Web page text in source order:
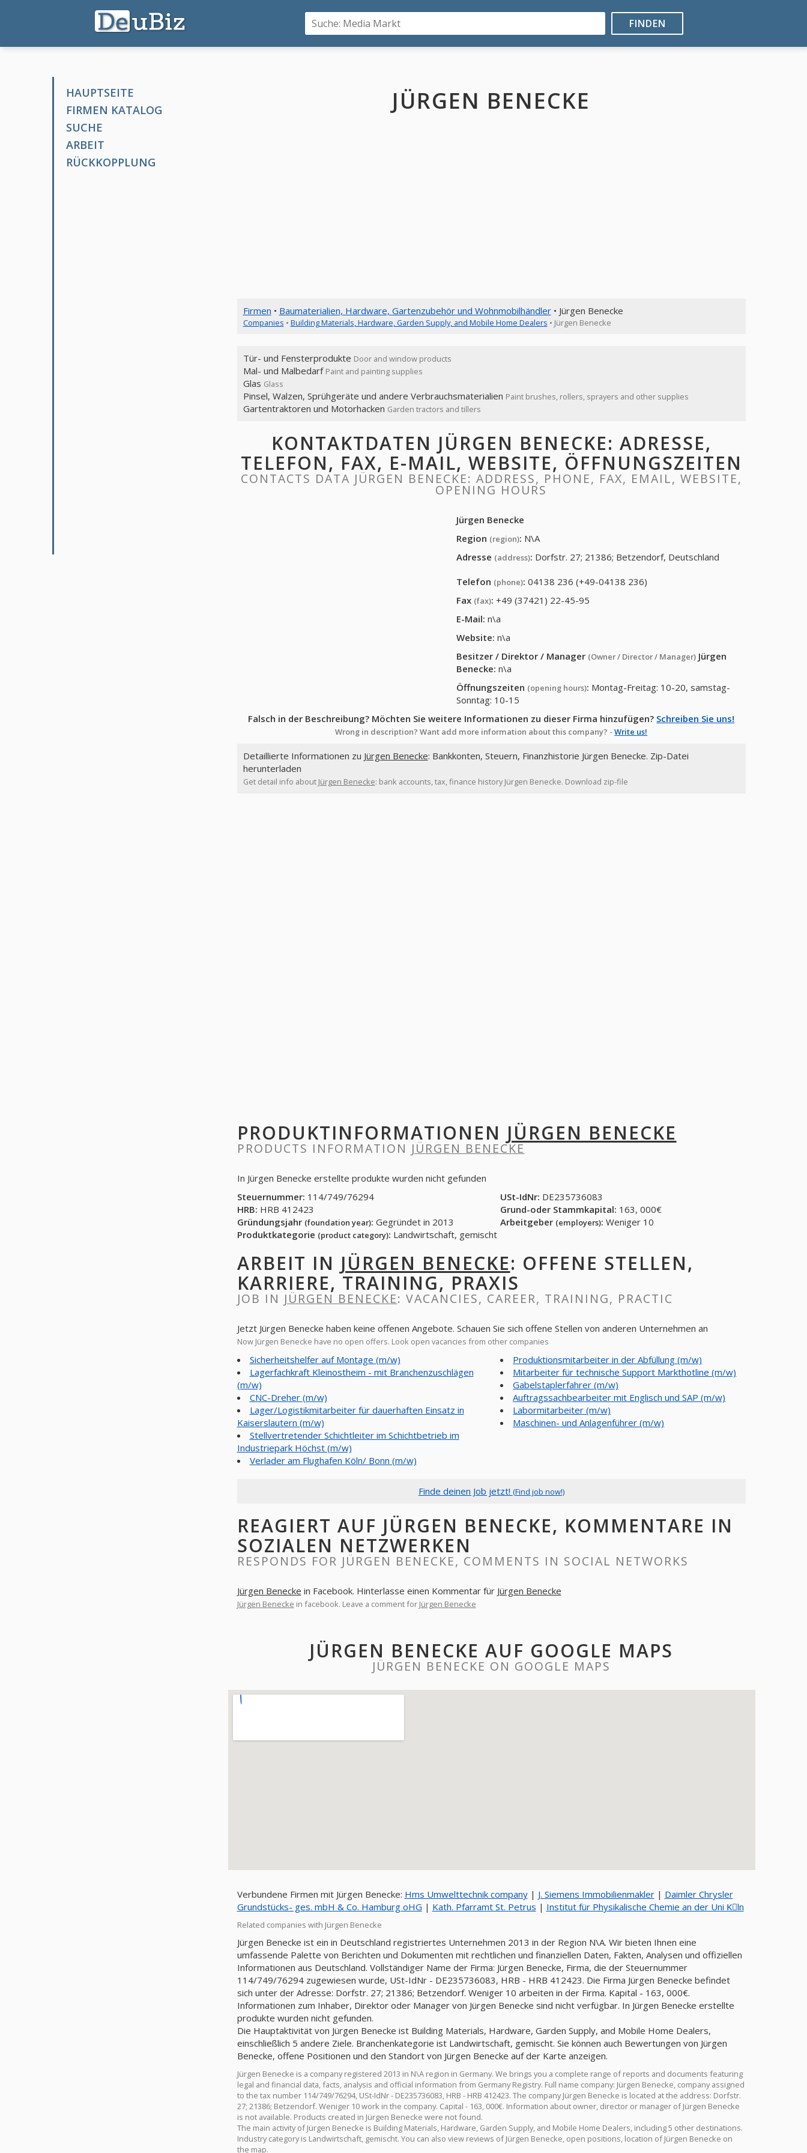
FINDEN
HAUPTSEITE
FIRMEN KATALOG
SUCHE
ARBEIT
RÜCKKOPPLUNG
JÜRGEN BENECKE
Firmen • Baumaterialien, Hardware, Gartenzubehör und Wohnmobilhändler• Jürgen Benecke
Companies • Building Materials, Hardware, Garden Supply, and Mobile Home Dealers • Jürgen Benecke
Tür- und Fensterprodukte Door and window products
Mal- und Malbedarf Paint and painting supplies
Glas Glass
Pinsel, Walzen, Sprühgeräte und andere Verbrauchsmaterialien Paint brushes, rollers, sprayers and other supplies
Gartentraktoren und Motorhacken Garden tractors and tillers
KONTAKTDATEN JÜRGEN BENECKE: ADRESSE,
TELEFON, FAX, E-MAIL, WEBSITE, ÖFFNUNGSZEITEN
CONTACTS DATA JÜRGEN BENECKE: ADDRESS, PHONE, FAX, EMAIL, WEBSITE,
OPENING HOURS
Jürgen Benecke
Region (region): N\A
Adresse (address): Dorfstr. 27; 21386; Betzendorf, Deutschland
Telefon (phone): 04138 236 (+49-04138 236)
Fax (fax): +49 (37421) 22-45-95
E-Mail: n\a
Website: n\a
Besitzer / Direktor / Manager (Owner / Director / Manager) Jürgen
Benecke: n\a
Öffnungszeiten (opening hours): Montag-Freitag: 10-20, samstag-
Sonntag: 10-15
Falsch in der Beschreibung? Möchten Sie weitere Informationen zu dieser Firma hinzufügen? Schreiben Sie uns!
Wrong in description? Want add more information about this company? -Write us!
Detaillierte Informationen zu Jürgen Benecke: Bankkonten, Steuern, Finanzhistorie Jürgen Benecke. Zip-Datei
herunterladen
Get detail info about Jürgen Benecke: bank accounts, tax, finance history Jürgen Benecke. Download zip-file
PRODUKTINFORMATIONEN JÜRGEN BENECKE
PRODUCTS INFORMATION JÜRGEN BENECKE
In Jürgen Benecke erstellte produkte wurden nicht gefunden
Steuernummer: 114/749/76294 USt-IdNr: DE235736083
HRB: HRB 412423 Grund-oder Stammkapital: 163, 000€
Gründungsjahr (foundation year): Gegründet in 2013 Arbeitgeber (employers): Weniger 10
Produktkategorie (product category): Landwirtschaft, gemischt
ARBEIT IN JÜRGEN BENECKE: OFFENE STELLEN,
KARRIERE, TRAINING, PRAXIS
JOB IN JÜRGEN BENECKE: VACANCIES, CAREER, TRAINING, PRACTIC
Jetzt Jürgen Benecke haben keine offenen Angebote. Schauen Sie sich offene Stellen von anderen Unternehmen an
Now Jürgen Benecke have no open offers. Look open vacancies from other companies
Sicherheitshelfer auf Montage (m/w)
Lagerfachkraft Kleinostheim - mit Branchenzuschlägen
(m/w)
CNC-Dreher (m/w)
Lager/Logistikmitarbeiter für dauerhaften Einsatz in
Kaiserslautern (m/w)
Stellvertretender Schichtleiter im Schichtbetrieb im
Industriepark Höchst (m/w)
Verlader am Flughafen Köln/ Bonn (m/w)
Produktionsmitarbeiter in der Abfüllung (m/w)
Mitarbeiter für technische Support Markthotline (m/w)
Gabelstaplerfahrer (m/w)
Auftragssachbearbeiter mit Englisch und SAP (m/w)
Labormitarbeiter (m/w)
Maschinen- und Anlagenführer (m/w)
Finde deinen Job jetzt! (Find job now!)
REAGIERT AUF JÜRGEN BENECKE, KOMMENTARE IN
SOZIALEN NETZWERKEN
RESPONDS FOR JÜRGEN BENECKE, COMMENTS IN SOCIAL NETWORKS
Jürgen Benecke in Facebook. Hinterlasse einen Kommentar für Jürgen Benecke
Jürgen Benecke in facebook. Leave a comment for Jürgen Benecke
JÜRGEN BENECKE AUF GOOGLE MAPS
JÜRGEN BENECKE ON GOOGLE MAPS
Verbundene Firmen mit Jürgen Benecke: Hms Umwelttechnik company| J. Siemens Immobilienmakler| Daimler Chrysler
Grundstücks- ges. mbH & Co. Hamburg oHG | Kath. Pfarramt St. Petrus | Institut für Physikalische Chemie an der Uni Kِln
Related companies with Jürgen Benecke
Jürgen Benecke ist ein in Deutschland registriertes Unternehmen 2013 in der Region N\A. Wir bieten Ihnen eine
umfassende Palette von Berichten und Dokumenten mit rechtlichen und finanziellen Daten, Fakten, Analysen und offiziellen
Informationen aus Deutschland. Vollständiger Name der Firma: Jürgen Benecke, Firma, die der Steuernummer
114/749/76294 zugewiesen wurde, USt-IdNr - DE235736083, HRB - HRB 412423. Die Firma Jürgen Benecke befindet
sich unter der Adresse: Dorfstr. 27; 21386; Betzendorf. Weniger 10 arbeiten in der Firma. Kapital - 163, 000€.
Informationen zum Inhaber, Direktor oder Manager von Jürgen Benecke sind nicht verfügbar. In Jürgen Benecke erstellte
produkte wurden nicht gefunden.
Die Hauptaktivität von Jürgen Benecke ist Building Materials, Hardware, Garden Supply, and Mobile Home Dealers,
einschließlich 5 andere Ziele. Branchenkategorie ist Landwirtschaft, gemischt. Sie können auch Bewertungen von Jürgen
Benecke, offene Positionen und den Standort von Jürgen Benecke auf der Karte anzeigen.
Jürgen Benecke is a company registered 2013 in N\A region in Germany. We brings you a complete range of reports and documents featuring
legal and financial data, facts, analysis and official information from Germany Registry. Full name company: Jürgen Benecke, company assigned
to the tax number 114/749/76294, USt-IdNr - DE235736083, HRB - HRB 412423. The company Jürgen Benecke is located at the address: Dorfstr.
27; 21386; Betzendorf. Weniger 10 work in the company. Capital - 163, 000€. Information about owner, director or manager of Jürgen Benecke
is not available. Products created in Jürgen Benecke were not found.
The main activity of Jürgen Benecke is Building Materials, Hardware, Garden Supply, and Mobile Home Dealers, including 5 other destinations.
Industry category is Landwirtschaft, gemischt. You can also view reviews of Jürgen Benecke, open positions, location of Jürgen Benecke on
the map.